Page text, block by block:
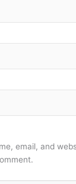
email, and